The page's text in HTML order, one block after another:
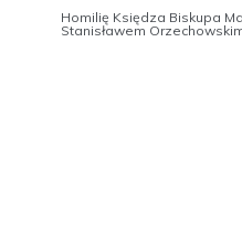
Homilię Księdza Biskupa
Stanisławem